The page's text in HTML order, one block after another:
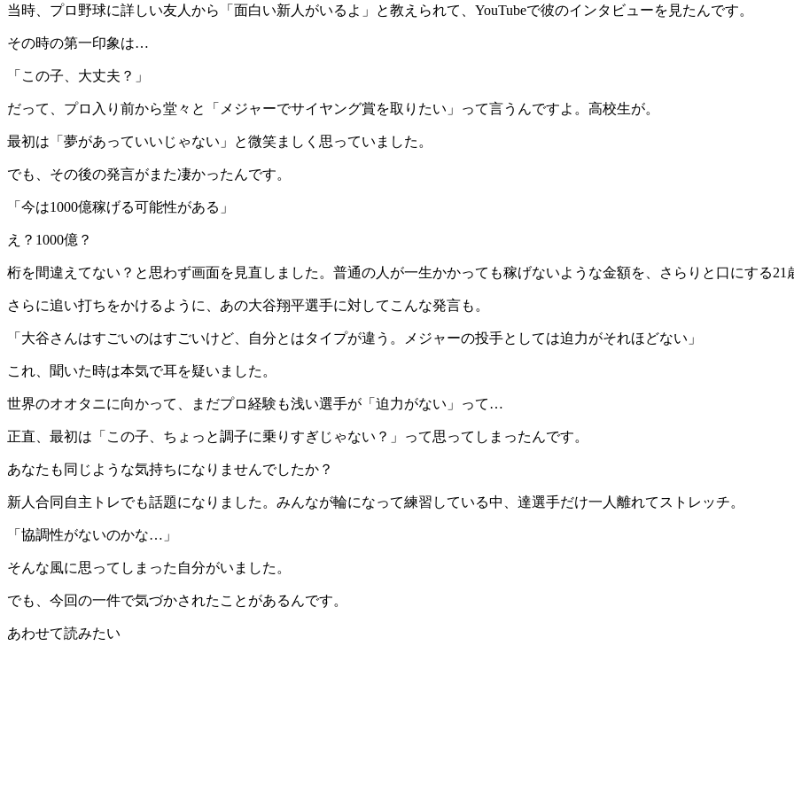
当時、プロ野球に詳しい友人から「面白い新人がいるよ」と教えられて、YouTubeで彼のインタビューを見たんです。
その時の第一印象は…
「この子、大丈夫？」
だって、プロ入り前から堂々と「メジャーでサイヤング賞を取りたい」って言うんですよ。高校生が。
最初は「夢があっていいじゃない」と微笑ましく思っていました。
でも、その後の発言がまた凄かったんです。
「今は1000億稼げる可能性がある」
え？1000億？
桁を間違えてない？と思わず画面を見直しました。普通の人が一生かかっても稼げないような金額を、さらりと口にする
さらに追い打ちをかけるように、あの大谷翔平選手に対してこんな発言も。
「大谷さんはすごいのはすごいけど、自分とはタイプが違う。メジャーの投手としては迫力がそれほどない」
これ、聞いた時は本気で耳を疑いました。
世界のオオタニに向かって、まだプロ経験も浅い選手が「迫力がない」って…
正直、最初は「この子、ちょっと調子に乗りすぎじゃない？」って思ってしまったんです。
あなたも同じような気持ちになりませんでしたか？
新人合同自主トレでも話題になりました。みんなが輪になって練習している中、達選手だけ一人離れてストレッチ。
「協調性がないのかな…」
そんな風に思ってしまった自分がいました。
でも、今回の一件で気づかされたことがあるんです。
あわせて読みたい